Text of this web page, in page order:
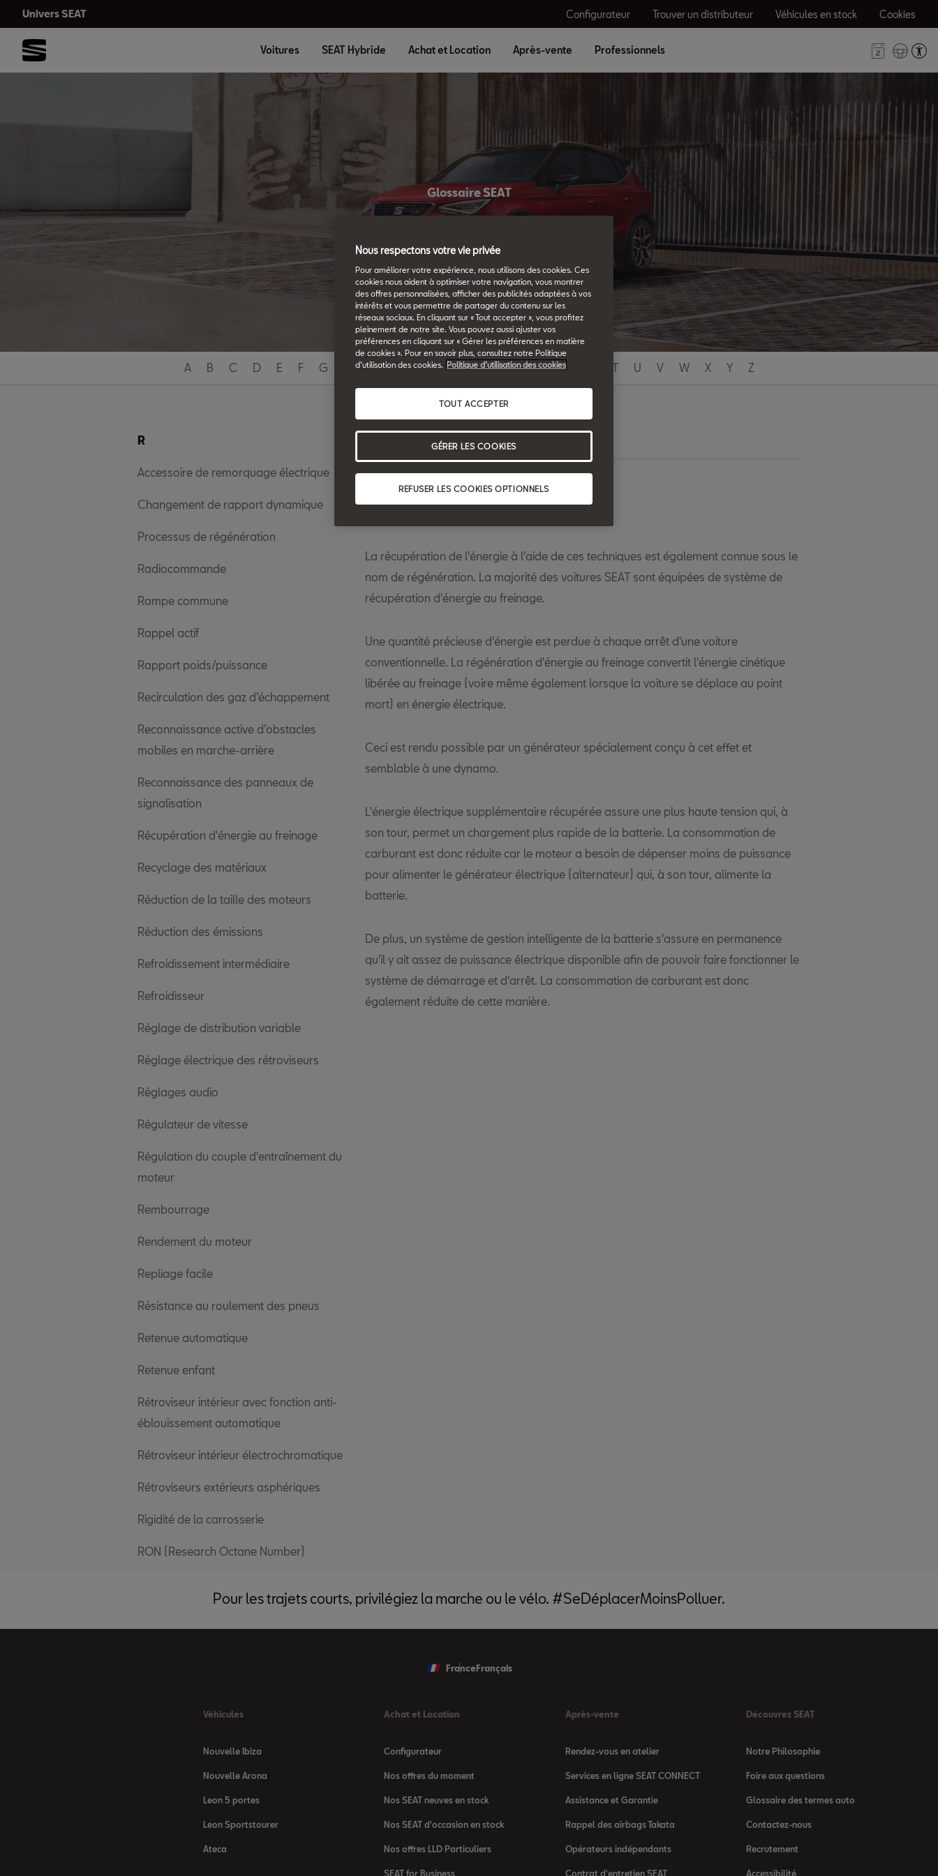
Univers SEAT Configurateur Trouver un distributeur Véhicules en stock Cookies
Voitures SEAT Hybride Achat et Location Après-vente Professionnels
Glossaire SEAT
Tous les détails.
A B C D E F G I J K L M N O P Q T U V W X Y Z
R
Accessoire de remorquage électrique
Changement de rapport dynamique
Processus de régénération
Radiocommande
Rampe commune
Rappel actif
Rapport poids/puissance
Recirculation des gaz d’échappement
Reconnaissance active d’obstacles
mobiles en marche-arrière
Reconnaissance des panneaux de
signalisation
Récupération d'énergie au freinage
Recyclage des matériaux
Réduction de la taille des moteurs
Réduction des émissions
Refroidissement intermédiaire
Refroidisseur
Réglage de distribution variable
Réglage électrique des rétroviseurs
Réglages audio
Régulateur de vitesse
Régulation du couple d'entraînement du
moteur
Rembourrage
Rendement du moteur
Repliage facile
Résistance au roulement des pneus
Retenue automatique
Retenue enfant
Rétroviseur intérieur avec fonction anti-
éblouissement automatique
Rétroviseur intérieur électrochromatique
Rétroviseurs extérieurs asphériques
Rigidité de la carrosserie
RON (Research Octane Number)
Régénération
La récupération de l'énergie à l'aide de ces techniques est également connue sous le
nom de régénération. La majorité des voitures SEAT sont équipées de système de
récupération d'énergie au freinage.
Une quantité précieuse d'énergie est perdue à chaque arrêt d'une voiture
conventionnelle. La régénération d'énergie au freinage convertit l'énergie cinétique
libérée au freinage (voire même également lorsque la voiture se déplace au point
mort) en énergie électrique.
Ceci est rendu possible par un générateur spécialement conçu à cet effet et
semblable à une dynamo.
L'énergie électrique supplémentaire récupérée assure une plus haute tension qui, à
son tour, permet un chargement plus rapide de la batterie. La consommation de
carburant est donc réduite car le moteur a besoin de dépenser moins de puissance
pour alimenter le générateur électrique (alternateur) qui, à son tour, alimente la
batterie.
De plus, un système de gestion intelligente de la batterie s'assure en permanence
qu'il y ait assez de puissance électrique disponible afin de pouvoir faire fonctionner le
système de démarrage et d'arrêt. La consommation de carburant est donc
également réduite de cette manière.
Pour les trajets courts, privilégiez la marche ou le vélo. #SeDéplacerMoinsPolluer.
France Français
Véhicules
Nouvelle Ibiza
Nouvelle Arona
Leon 5 portes
Leon Sportstourer
Ateca
Achat et Location
Configurateur
Nos offres du moment
Nos SEAT neuves en stock
Nos SEAT d'occasion en stock
Nos offres LLD Particuliers
SEAT for Business
Après-vente
Rendez-vous en atelier
Services en ligne SEAT CONNECT
Assistance et Garantie
Rappel des airbags Takata
Opérateurs indépendants
Contrat d'entretien SEAT
Découvrez SEAT
Notre Philosophie
Foire aux questions
Glossaire des termes auto
Contactez-nous
Recrutement
Accessibilité
Nous respectons votre vie privée
Pour améliorer votre expérience, nous utilisons des cookies. Ces
cookies nous aident à optimiser votre navigation, vous montrer
des offres personnalisées, afficher des publicités adaptées à vos
intérêts et vous permettre de partager du contenu sur les
réseaux sociaux. En cliquant sur « Tout accepter », vous profitez
pleinement de notre site. Vous pouvez aussi ajuster vos
préférences en cliquant sur « Gérer les préférences en matière
de cookies ». Pour en savoir plus, consultez notre Politique
d’utilisation des cookies.
Politique d’utilisation des cookies
REFUSER LES COOKIES OPTIONNELS
TOUT ACCEPTER
GÉRER LES COOKIES